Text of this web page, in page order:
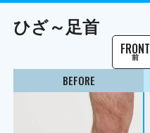
ひざ～足首
FRONT
前
BEFORE